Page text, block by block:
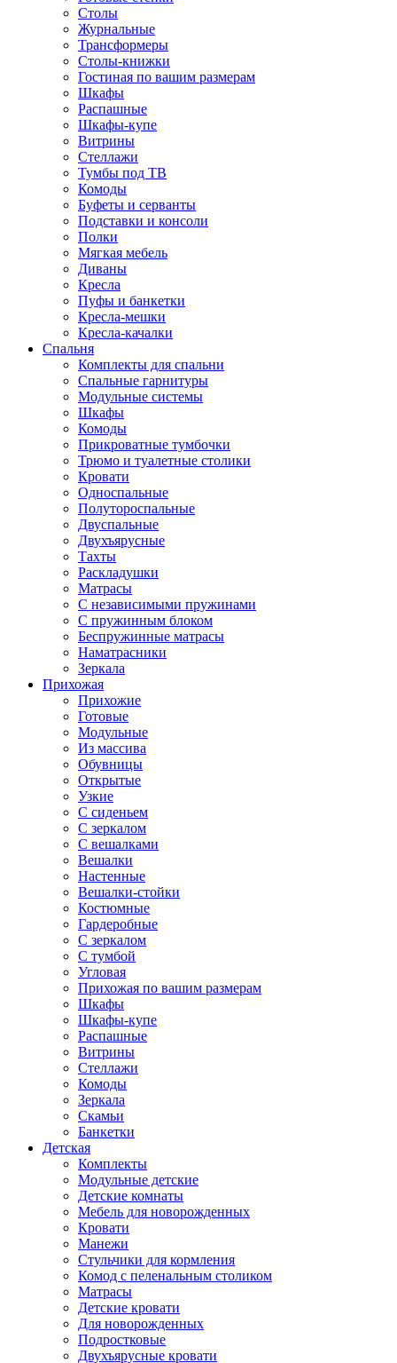
Столы
Журнальные
Трансформеры
Столы-книжки
Гостиная по вашим размерам
Шкафы
Распашные
Шкафы-купе
Витрины
Стеллажи
Тумбы под ТВ
Комоды
Буфеты и серванты
Подставки и консоли
Полки
Мягкая мебель
Диваны
Кресла
Пуфы и банкетки
Кресла-мешки
Кресла-качалки
Спальня
Комплекты для спальни
Спальные гарнитуры
Модульные системы
Шкафы
Комоды
Прикроватные тумбочки
Трюмо и туалетные столики
Кровати
Односпальные
Полутороспальные
Двуспальные
Двухъярусные
Тахты
Раскладушки
Матрасы
С независимыми пружинами
С пружинным блоком
Беспружинные матрасы
Наматрасники
Зеркала
Прихожая
Прихожие
Готовые
Модульные
Из массива
Обувницы
Открытые
Узкие
С сиденьем
С зеркалом
С вешалками
Вешалки
Настенные
Вешалки-стойки
Костюмные
Гардеробные
С зеркалом
С тумбой
Угловая
Прихожая по вашим размерам
Шкафы
Шкафы-купе
Распашные
Витрины
Стеллажи
Комоды
Зеркала
Скамьи
Банкетки
Детская
Комплекты
Модульные детские
Детские комнаты
Мебель для новорожденных
Кровати
Манежи
Стульчики для кормления
Комод с пеленальным столиком
Матрасы
Детские кровати
Для новорожденных
Подростковые
Двухъярусные кровати